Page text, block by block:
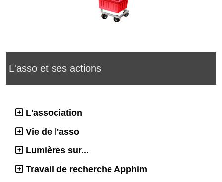
L'asso et ses actions
L'association
Vie de l'asso
Lumières sur...
Travail de recherche Apphim